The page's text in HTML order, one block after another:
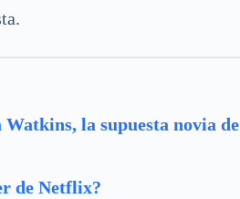
Watkins, la supuesta novia de
de Netflix?